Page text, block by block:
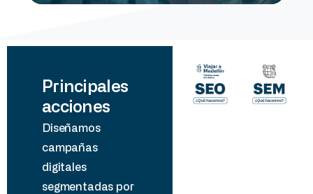
Principales
acciones
Diseñamos
campañas
digitales
segmentadas por